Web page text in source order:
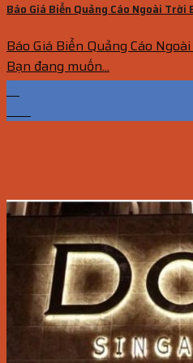
Báo Giá Biển Quảng Cáo Ngoài
Báo Giá Biển Quảng Cáo
Bạn đang muốn...
01
Th7